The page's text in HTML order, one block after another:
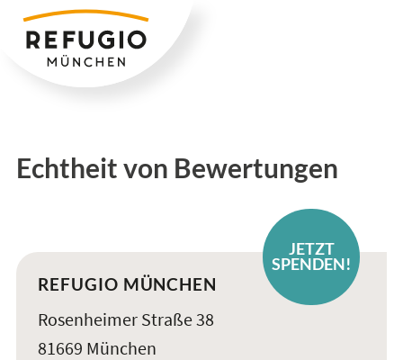
Zum
Inhalt
springen
Echtheit von Bewertungen
JETZT
SPENDEN!
REFUGIO MÜNCHEN
Rosenheimer Straße 38
81669 München